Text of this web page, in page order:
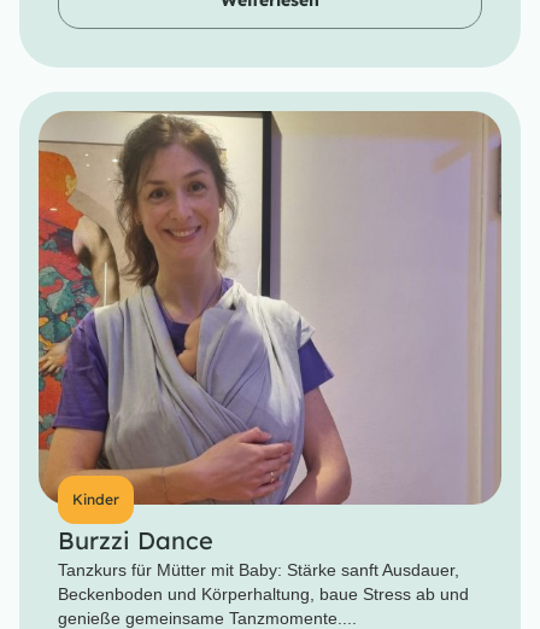
Kinder
Burzzi Dance
Tanzkurs für Mütter mit Baby: Stärke sanft Ausdauer,
Beckenboden und Körperhaltung, baue Stress ab und
genieße gemeinsame Tanzmomente....